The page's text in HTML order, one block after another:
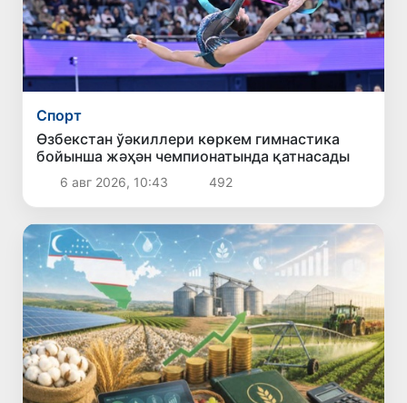
Спорт
Өзбекстан ўәкиллери көркем гимнастика
бойынша жәҳән чемпионатында қатнасады
6 авг 2026, 10:43 492